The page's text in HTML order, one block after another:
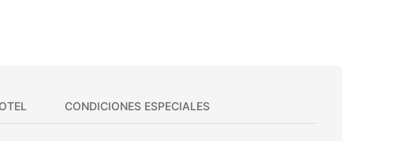
CONDICIONES ESPECIALES